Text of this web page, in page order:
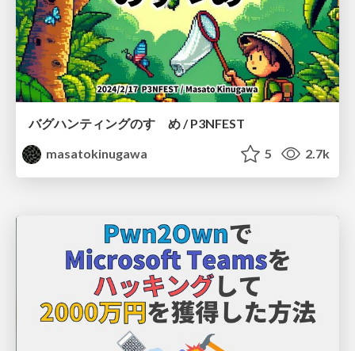
バグハンティングのすゝめ / P3NFEST
masatokinugawa
5 2.7k